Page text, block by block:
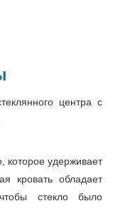
центра с
которое удерживает
кровать обладает
стекло было